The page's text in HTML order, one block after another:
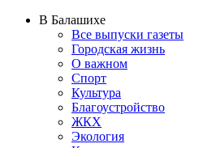
В Балашихе
Все выпуски газеты
Городская жизнь
О важном
Спорт
Культура
Благоустройство
ЖКХ
Экология